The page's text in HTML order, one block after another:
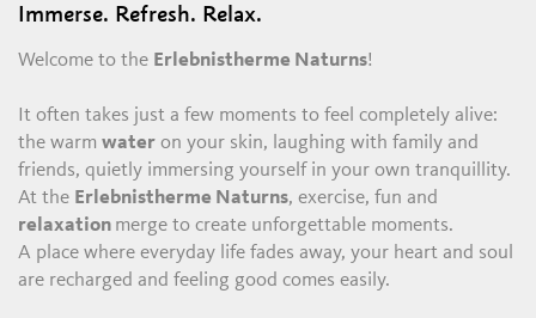
Immerse. Refresh. Relax.
Welcome to the Erlebnistherme Naturns!
It often takes just a few moments to feel completely alive:
the warmwater on your skin, laughing with family and
friends, quietly immersing yourself in your own tranquillity.
At the Erlebnistherme Naturns, exercise, fun and
relaxation merge to create unforgettable moments.
A place where everyday life fades away, your heart and soul
are recharged and feeling good comes easily.